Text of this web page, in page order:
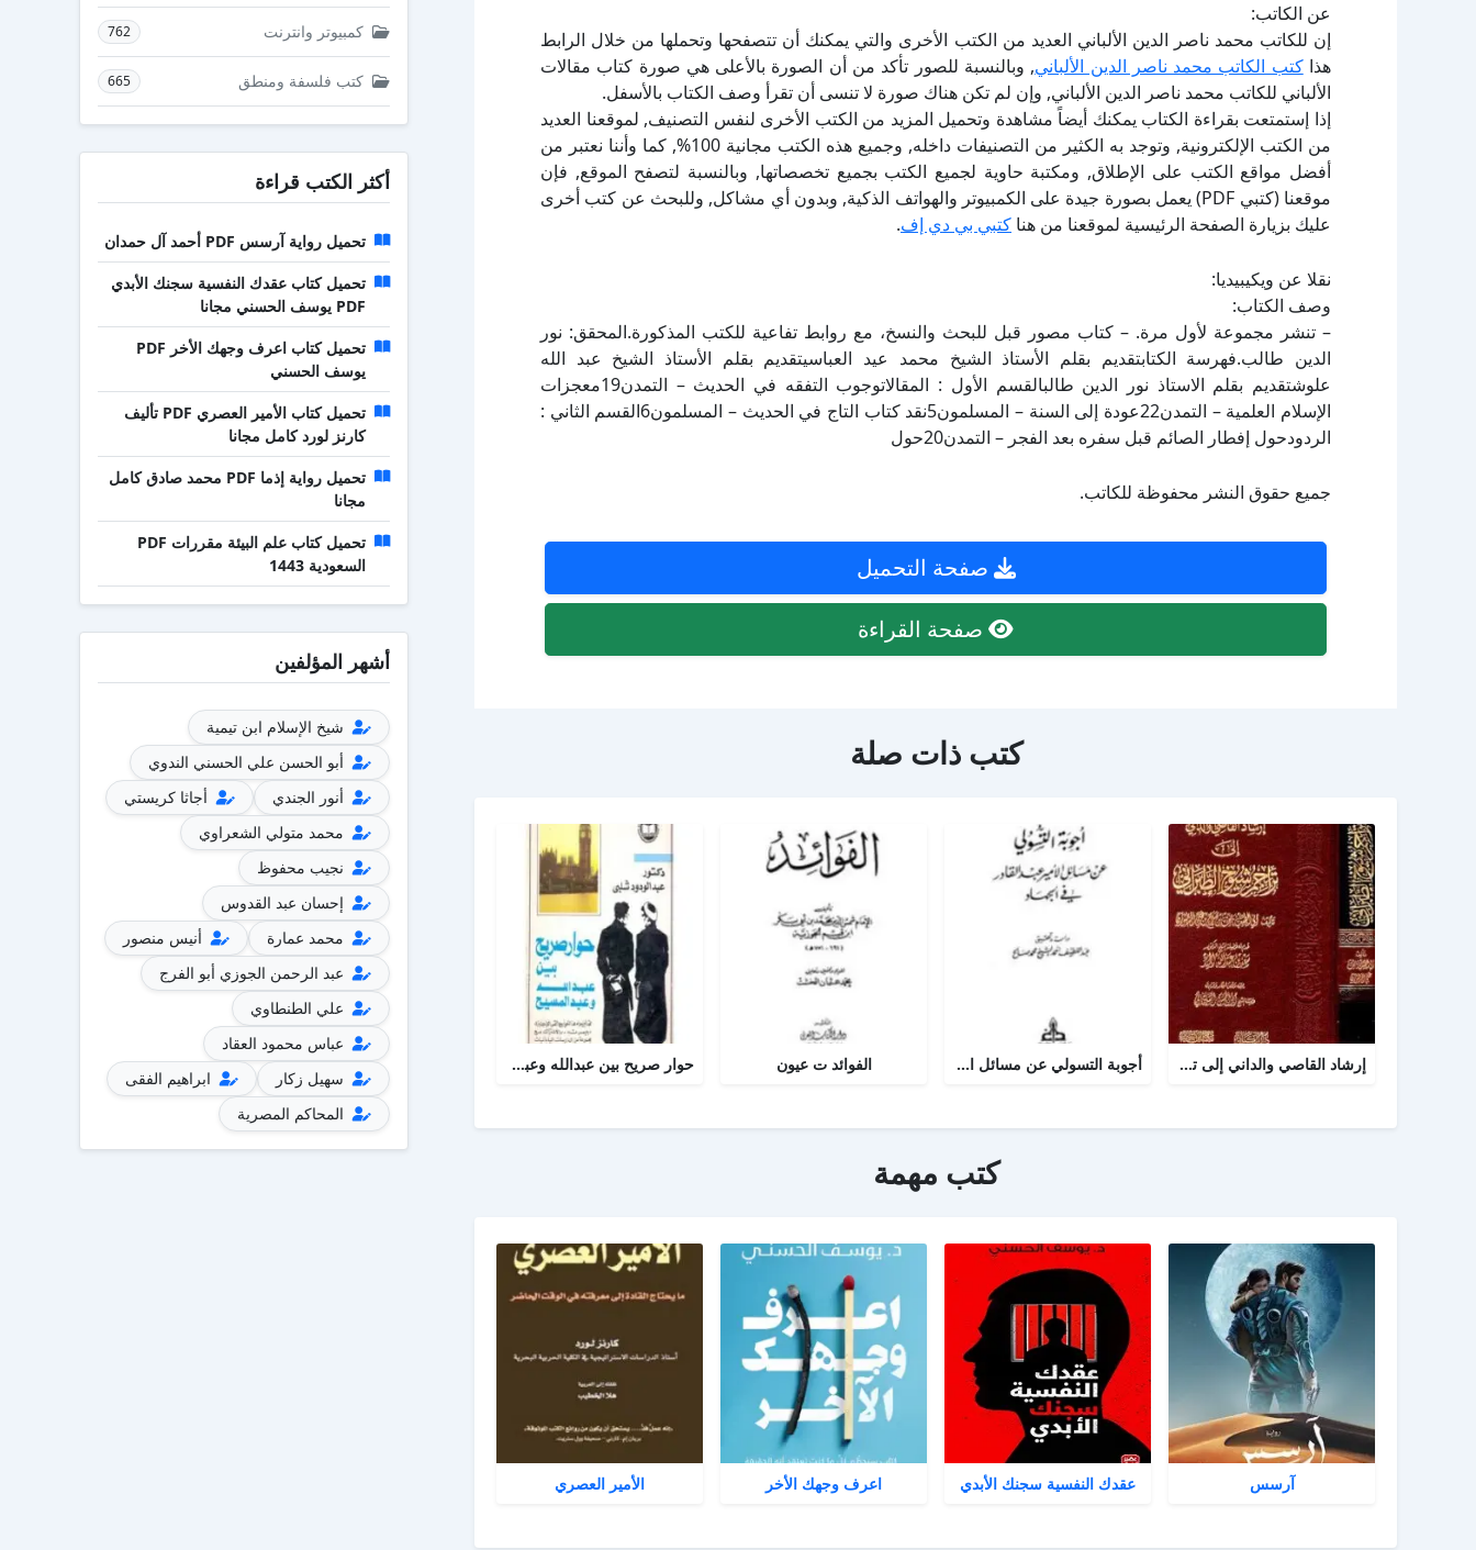
عن الكاتب:
إن للكاتب محمد ناصر الدين الألباني العديد من الكتب الأخرى والتي يمكنك أن تتصفحها وتحملها من خلال الرابط
هذاكتب الكاتب محمد ناصر الدين الألباني, وبالنسبة للصور تأكد من أن الصورة بالأعلى هي صورة كتاب مقالات
الألباني للكاتب محمد ناصر الدين الألباني, وإن لم تكن هناك صورة لا تنسى أن تقرأ وصف الكتاب بالأسفل.
إذا إستمتعت بقراءة الكتاب يمكنك أيضاً مشاهدة وتحميل المزيد من الكتب الأخرى لنفس التصنيف, لموقعنا العديد
من الكتب الإلكترونية, وتوجد به الكثير من التصنيفات داخله, وجميع هذه الكتب مجانية 100%, كما وأننا نعتبر من
أفضل مواقع الكتب على الإطلاق, ومكتبة حاوية لجميع الكتب بجميع تخصصاتها, وبالنسبة لتصفح الموقع, فإن
موقعنا (كتبي PDF) يعمل بصورة جيدة على الكمبيوتر والهواتف الذكية, وبدون أي مشاكل, وللبحث عن كتب أخرى
عليك بزيارة الصفحة الرئيسية لموقعنا من هنا كتبي بي دي إف.
نقلا عن ويكيبيديا:
وصف الكتاب:
– تنشر مجموعة لأول مرة. – كتاب مصور قبل للبحث والنسخ، مع روابط تفاعية للكتب المذكورة.المحقق: نور
الدين طالب.فهرسة الكتابتقديم بقلم الأستاذ الشيخ محمد عيد العباسيتقديم بقلم الأستاذ الشيخ عبد الله
علوشتقديم بقلم الاستاذ نور الدين طالبالقسم الأول : المقالاتوجوب التفقه في الحديث – التمدن19معجزات
الإسلام العلمية – التمدن22عودة إلى السنة – المسلمون5نقد كتاب التاج في الحديث – المسلمون6القسم الثاني :
الردودحول إفطار الصائم قبل سفره بعد الفجر – التمدن20حول
جميع حقوق النشر محفوظة للكاتب.
صفحة التحميل
صفحة القراءة
كتب ذات صلة
إرشاد القاصي والداني إلى تراجم شيوخ الطبراني أجوبة التسولي عن مسائل الأمير عبد القادر في الجهاد الفوائد ت عيون حوار صريح بين عبدالله وعبدالمسيح
كتب مهمة
آرسس عقدك النفسية سجنك الأبدي اعرف وجهك الأخر الأمير العصري
كمبيوتر وانترنت 762
كتب فلسفة ومنطق 665
أكثر الكتب قراءة
تحميل رواية آرسس PDF أحمد آل حمدان
تحميل كتاب عقدك النفسية سجنك الأبدي
PDF يوسف الحسني مجانا
تحميل كتاب اعرف وجهك الأخر PDF
يوسف الحسني
تحميل كتاب الأمير العصري PDF تأليف
كارنز لورد كامل مجانا
تحميل رواية إذما PDF محمد صادق كامل
مجانا
تحميل كتاب علم البيئة مقررات PDF
السعودية 1443
أشهر المؤلفين
شيخ الإسلام ابن تيمية
أبو الحسن علي الحسني الندوي
أنور الجندي
أجاثا كريستي
محمد متولي الشعراوي
نجيب محفوظ
إحسان عبد القدوس
محمد عمارة
أنيس منصور
عبد الرحمن الجوزي أبو الفرج
علي الطنطاوي
عباس محمود العقاد
سهيل زكار
ابراهيم الفقى
المحاكم المصرية